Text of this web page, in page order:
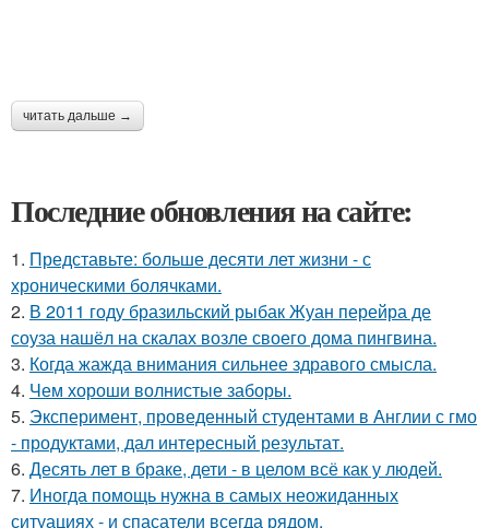
читать дальше →
Последние обновления на сайте:
1. Представьте: больше десяти лет жизни - с
хроническими болячками.
2. В 2011 году бразильский рыбак Жуан перейра де
соуза нашёл на скалах возле своего дома пингвина.
3. Когда жажда внимания сильнее здравого смысла.
4. Чем хороши волнистые заборы.
5. Эксперимент, проведенный студентами в Англии с гмо
- продуктами, дал интересный результат.
6. Десять лет в браке, дети - в целом всё как у людей.
7. Иногда помощь нужна в самых неожиданных
ситуациях - и спасатели всегда рядом.